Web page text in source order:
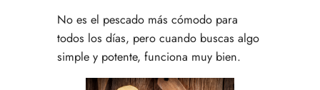
No es el pescado más cómodo para
todos los días, pero cuando buscas algo
simple y potente, funciona muy bien.